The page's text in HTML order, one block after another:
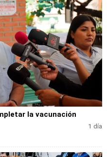
la vacunación
1 día